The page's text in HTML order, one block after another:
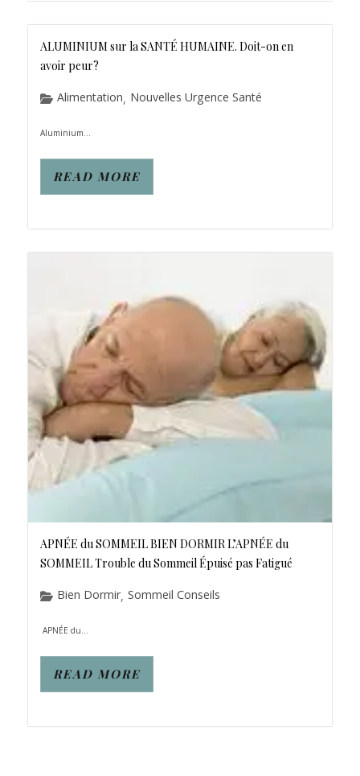
ALUMINIUM sur la SANTÉ HUMAINE. Doit-on en
avoir peur?
Alimentation, Nouvelles Urgence Santé
Aluminium...
READ MORE
APNÉE du SOMMEIL BIEN DORMIR L’APNÉE du
SOMMEIL Trouble du Sommeil Épuisé pas Fatigué
Bien Dormir, Sommeil Conseils
APNÉE du...
READ MORE